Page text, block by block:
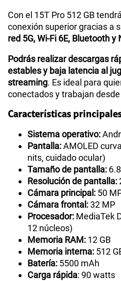
Con el 15T Pro 512 GB
conexión superior gracias a
red 5G, Wi-Fi 6E, Bluetooth y
Podrás realizar descargas
estables y baja latencia al
streaming. Es ideal para
conectados y trabajan
Características
Sistema operativo:
Pantalla:AMOLED
nits, cuidado ocular)
Tamaño de pantalla:
Resolución de pantalla:
Cámara principal: 50
Cámara frontal: 32 MP
Procesador: MediaTek
12 núcleos)
Memoria RAM: 12 GB
Memoria interna: 512
Batería: 5500 mAh
Carga rápida: 90 watts